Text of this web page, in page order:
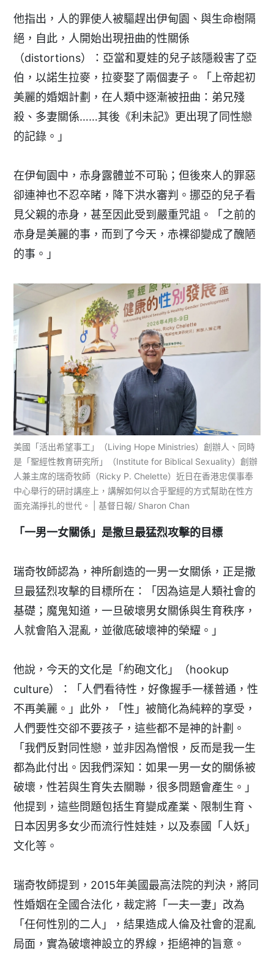
他指出，人的罪使人被驅趕出伊甸園、與生命樹隔
絕，自此，人開始出現扭曲的性關係
（distortions）：亞當和夏娃的兒子該隱殺害了亞
伯，以諾生拉麥，拉麥娶了兩個妻子。「上帝起初
美麗的婚姻計劃，在人類中逐漸被扭曲：弟兄殘
殺、多妻關係……其後《利未記》更出現了同性戀
的記錄。」
在伊甸園中，赤身露體並不可恥；但後來人的罪惡
卻連神也不忍卒睹，降下洪水審判。挪亞的兒子看
見父親的赤身，甚至因此受到嚴重咒詛。「之前的
赤身是美麗的事，而到了今天，赤裸卻變成了醜陋
的事。」
美國「活出希望事工」（Living Hope Ministries）創辦人、同時
是「聖經性教育研究所」（Institute for Biblical Sexuality）創辦
人兼主席的瑞奇牧師（Ricky P. Chelette）近日在香港忠僕事奉
中心舉行的研討講座上，講解如何以合乎聖經的方式幫助在性方
面充滿掙扎的世代。 | 基督日報/ Sharon Chan
「一男一女關係」是撒旦最猛烈攻擊的目標
瑞奇牧師認為，神所創造的一男一女關係，正是撒
旦最猛烈攻擊的目標所在：「因為這是人類社會的
基礎；魔鬼知道，一旦破壞男女關係與生育秩序，
人就會陷入混亂，並徹底破壞神的榮耀。」
他說，今天的文化是「約砲文化」（hookup
culture）：「人們看待性，好像握手一樣普通，性
不再美麗。」此外，「性」被簡化為純粹的享受，
人們要性交卻不要孩子，這些都不是神的計劃。
「我們反對同性戀，並非因為憎恨，反而是我一生
都為此付出。因我們深知：如果一男一女的關係被
破壞，性若與生育失去關聯，很多問題會產生。」
他提到，這些問題包括生育變成產業、限制生育、
日本因男多女少而流行性娃娃，以及泰國「人妖」
文化等。
瑞奇牧師提到，2015年美國最高法院的判決，將同
性婚姻在全國合法化，裁定將「一夫一妻」改為
「任何性別的二人」，結果造成人倫及社會的混亂
局面，實為破壞神設立的界線，拒絕神的旨意。